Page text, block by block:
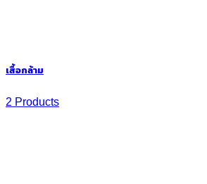
เสื้อกล้าม
2 Products